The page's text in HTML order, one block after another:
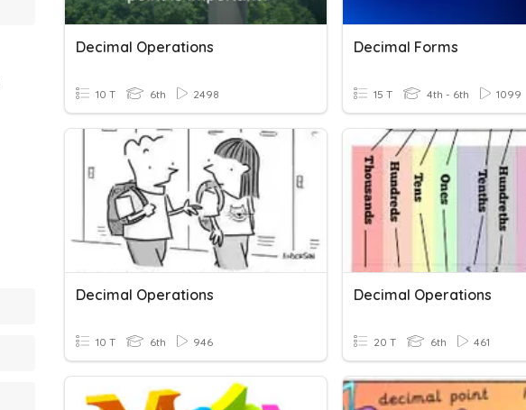
Decimal Operations
10 T 6th 2498
Decimal Forms
15 T 4th - 6th 1099
Decimal Operations
10 T 6th 946
Decimal Operations
20 T 6th 461